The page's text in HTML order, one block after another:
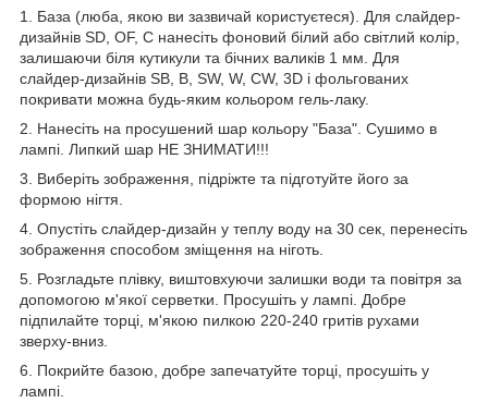
1. База (люба, якою ви зазвичай користуєтеся). Для слайдер-
дизайнів SD, OF, C нанесіть фоновий білий або світлий колір,
залишаючи біля кутикули та бічних валиків 1 мм. Для
слайдер-дизайнів SB, B, SW, W, CW, 3D і фольгованих
покривати можна будь-яким кольором гель-лаку.
2. Нанесіть на просушений шар кольору "База". Сушимо в
лампі. Липкий шар НЕ ЗНИМАТИ!!!
3. Виберіть зображення, підріжте та підготуйте його за
формою нігтя.
4. Опустіть слайдер-дизайн у теплу воду на 30 сек, перенесіть
зображення способом зміщення на ніготь.
5. Розгладьте плівку, виштовхуючи залишки води та повітря за
допомогою м'якої серветки. Просушіть у лампі. Добре
підпилайте торці, м'якою пилкою 220-240 гритів рухами
зверху-вниз.
6. Покрийте базою, добре запечатуйте торці, просушіть у
лампі.